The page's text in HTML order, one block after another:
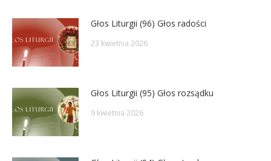
Głos Liturgii (96) Głos radości
23 kwietnia 2026
Głos Liturgii (95) Głos rozsądku
9 kwietnia 2026